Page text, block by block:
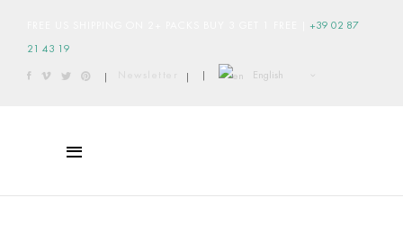
+39 02 87
21 43 19
| | | English